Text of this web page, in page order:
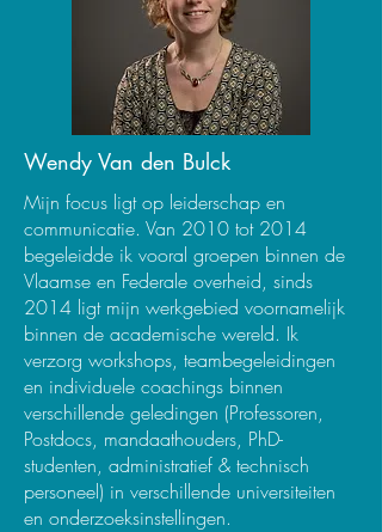
Wendy Van den Bulck
Mijn focus ligt op leiderschap en
communicatie. Van 2010 tot 2014
begeleidde ik vooral groepen binnen de
Vlaamse en Federale overheid, sinds
2014 ligt mijn werkgebied voornamelijk
binnen de academische wereld. Ik
verzorg workshops, teambegeleidingen
en individuele coachings binnen
verschillende geledingen (Professoren,
Postdocs, mandaathouders, PhD-
studenten, administratief & technisch
personeel) in verschillende universiteiten
en onderzoeksinstellingen.